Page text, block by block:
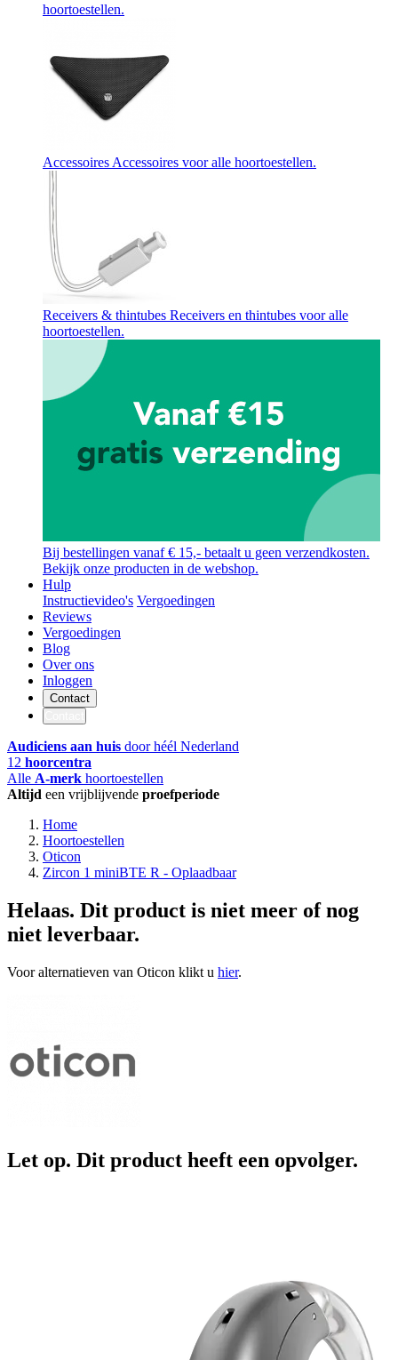
hoortoestellen.
Accessoires Accessoires voor alle hoortoestellen.
Receivers & thintubes Receivers en thintubes voor alle
hoortoestellen.
Bij bestellingen vanaf € 15,- betaalt u geen verzendkosten.
Bekijk onze producten in de webshop.
Hulp
Instructievideo's Vergoedingen
Reviews
Vergoedingen
Blog
Over ons
Inloggen
Contact
Audiciens aan huis door héél Nederland
12 hoorcentra
Alle A-merk hoortoestellen
Altijd een vrijblijvende proefperiode
Home
Hoortoestellen
Oticon
Zircon 1 miniBTE R - Oplaadbaar
Helaas. Dit product is niet meer of nog
niet leverbaar.
Voor alternatieven van Oticon klikt u hier.
Let op. Dit product heeft een opvolger.